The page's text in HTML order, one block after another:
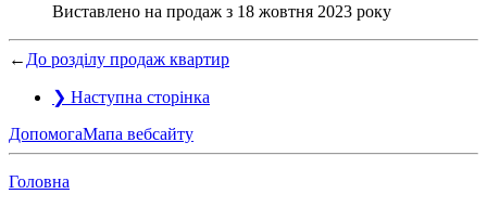
Виставлено на продаж з 18 жовтня 2023 року
← До розділу продаж квартир
❯ Наступна сторінка
ДопомогаМапа вебсайту
Головна